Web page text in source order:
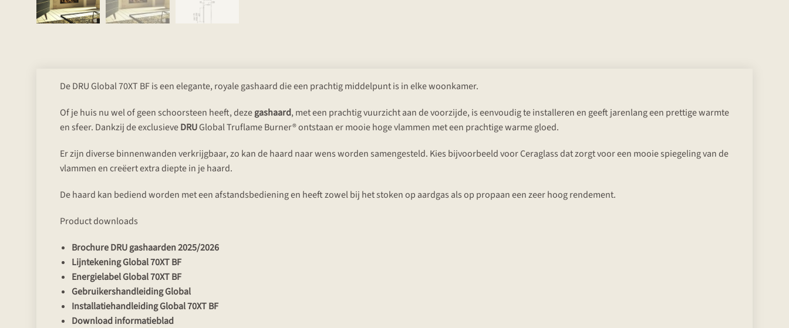
De DRU Global 70XT BF is een elegante, royale gashaard die een prachtig middelpunt is in elke woonkamer.
Of je huis nu wel of geen schoorsteen heeft, dezegashaard, met een prachtig vuurzicht aan de voorzijde, is eenvoudig te installeren en geeft jarenlang een prettige warmte
en sfeer. Dankzij de exclusieveDRUGlobal Truflame Burner® ontstaan er mooie hoge vlammen met een prachtige warme gloed.
Er zijn diverse binnenwanden verkrijgbaar, zo kan de haard naar wens worden samengesteld. Kies bijvoorbeeld voor Ceraglass dat zorgt voor een mooie spiegeling van de
vlammen en creëert extra diepte in je haard.
De haard kan bediend worden met een afstandsbediening en heeft zowel bij het stoken op aardgas als op propaan een zeer hoog rendement.
Product downloads
Brochure DRU gashaarden 2025/2026
Lijntekening Global 70XT BF
Energielabel Global 70XT BF
Gebruikershandleiding Global
Installatiehandleiding Global 70XT BF
Download informatieblad